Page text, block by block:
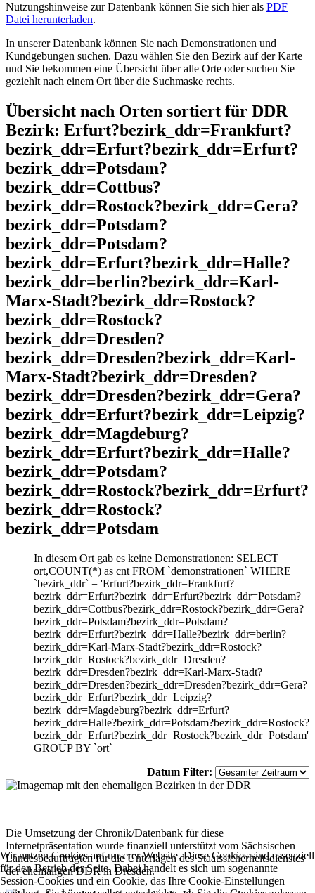
Nutzungshinweise zur Datenbank können Sie sich hier als PDF
Datei herunterladen.
In unserer Datenbank können Sie nach Demonstrationen und
Kundgebungen suchen. Dazu wählen Sie den Bezirk auf der Karte
und Sie bekommen eine Übersicht über alle Orte oder suchen Sie
geziehlt nach einem Ort über die Suchmaske rechts.
Übersicht nach Orten sortiert für DDR
Bezirk: Erfurt?bezirk_ddr=Frankfurt?
bezirk_ddr=Erfurt?bezirk_ddr=Erfurt?
bezirk_ddr=Potsdam?
bezirk_ddr=Cottbus?
bezirk_ddr=Rostock?bezirk_ddr=Gera?
bezirk_ddr=Potsdam?
bezirk_ddr=Potsdam?
bezirk_ddr=Erfurt?bezirk_ddr=Halle?
bezirk_ddr=berlin?bezirk_ddr=Karl-
Marx-Stadt?bezirk_ddr=Rostock?
bezirk_ddr=Rostock?
bezirk_ddr=Dresden?
bezirk_ddr=Dresden?bezirk_ddr=Karl-
Marx-Stadt?bezirk_ddr=Dresden?
bezirk_ddr=Dresden?bezirk_ddr=Gera?
bezirk_ddr=Erfurt?bezirk_ddr=Leipzig?
bezirk_ddr=Magdeburg?
bezirk_ddr=Erfurt?bezirk_ddr=Halle?
bezirk_ddr=Potsdam?
bezirk_ddr=Rostock?bezirk_ddr=Erfurt?
bezirk_ddr=Rostock?
bezirk_ddr=Potsdam
In diesem Ort gab es keine Demonstrationen: SELECT
ort,COUNT(*) as cnt FROM `demonstrationen` WHERE
`bezirk_ddr` = 'Erfurt?bezirk_ddr=Frankfurt?
bezirk_ddr=Erfurt?bezirk_ddr=Erfurt?bezirk_ddr=Potsdam?
bezirk_ddr=Cottbus?bezirk_ddr=Rostock?bezirk_ddr=Gera?
bezirk_ddr=Potsdam?bezirk_ddr=Potsdam?
bezirk_ddr=Erfurt?bezirk_ddr=Halle?bezirk_ddr=berlin?
bezirk_ddr=Karl-Marx-Stadt?bezirk_ddr=Rostock?
bezirk_ddr=Rostock?bezirk_ddr=Dresden?
bezirk_ddr=Dresden?bezirk_ddr=Karl-Marx-Stadt?
bezirk_ddr=Dresden?bezirk_ddr=Dresden?bezirk_ddr=Gera?
bezirk_ddr=Erfurt?bezirk_ddr=Leipzig?
bezirk_ddr=Magdeburg?bezirk_ddr=Erfurt?
bezirk_ddr=Halle?bezirk_ddr=Potsdam?bezirk_ddr=Rostock?
bezirk_ddr=Erfurt?bezirk_ddr=Rostock?bezirk_ddr=Potsdam'
GROUP BY `ort`
Datum Filter:
Die Umsetzung der Chronik/Datenbank für diese
Internetpräsentation wurde finanziell unterstützt vom Sächsischen
Landesbeauftragten für die Unterlagen des Staatssicherheitsdienstes
der ehemaligen DDR in Dresden.
Wir nutzen Cookies auf unserer Website. Diese Cookies sind essenziell
für den Betrieb der Seite. Dabei handelt es sich um sogenannte
Session-Cookies und ein Cookie, das Ihre Cookie-Einstellungen